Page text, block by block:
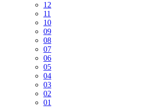
12
11
10
09
08
07
06
05
04
03
02
01